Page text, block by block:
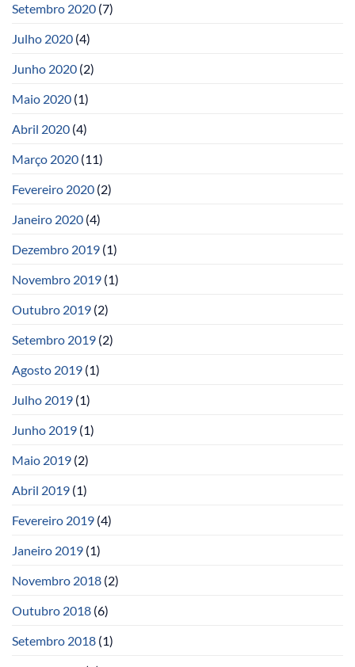
Setembro 2020 (7)
Julho 2020 (4)
Junho 2020 (2)
Maio 2020 (1)
Abril 2020 (4)
Março 2020 (11)
Fevereiro 2020 (2)
Janeiro 2020 (4)
Dezembro 2019 (1)
Novembro 2019 (1)
Outubro 2019 (2)
Setembro 2019 (2)
Agosto 2019 (1)
Julho 2019 (1)
Junho 2019 (1)
Maio 2019 (2)
Abril 2019 (1)
Fevereiro 2019 (4)
Janeiro 2019 (1)
Novembro 2018 (2)
Outubro 2018 (6)
Setembro 2018 (1)